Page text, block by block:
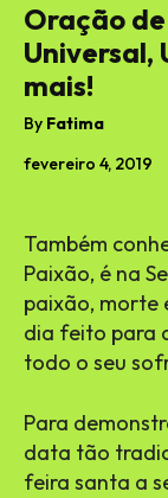
Oração
Universal,
mais!
By Fatima
fevereiro 4, 2019
Também
Paixão, é na
paixão, morte
dia feito para
todo o seu
Para
data tão
feira santa a